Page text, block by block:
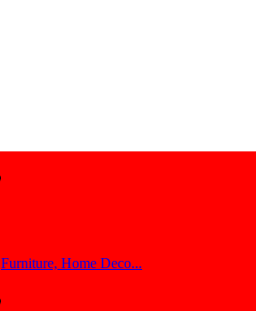
Furniture, Home Deco...